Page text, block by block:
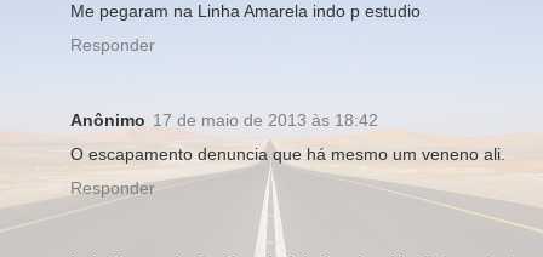
Me pegaram na Linha Amarela indo p estudio
Responder
Anônimo 17 de maio de 2013 às 18:42
O escapamento denuncia que há mesmo um veneno ali.
Responder